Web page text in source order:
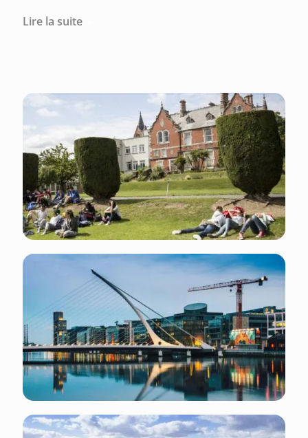
Lire la suite
ce lac à l'eau noir existait prêt du Coach House et
des jardins du château de Dublin.
Que faire et voir: visitez le site officiel de l'office de
tourisme de Dublin. Pour bien te préparer : ce qui
est important de savoir surDublin:
Monnaie: EUR
Électricité à Dublin (réseau): L'electricité en Irlande
est de 230 volts, d'une fréquence de 50Hz, type de
prise G. Vérifiez le type de fiche.
Événement annuel à Dublin: Temple Bar TradFest
(Jan) , 12 Points Festival (Fev) , St,Patrick's Festival
(Mars) , Dublin - One city , one book( Avr) , Dublin
Dance Festival (Mai) , Festival Bloomsday (Juin) ,
Dublin Horse Show (Août) , Dublin Fringe festival